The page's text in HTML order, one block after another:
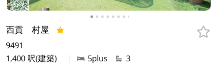
西貢 村屋
9491
1,400 呎(建築)
| 5plus 3